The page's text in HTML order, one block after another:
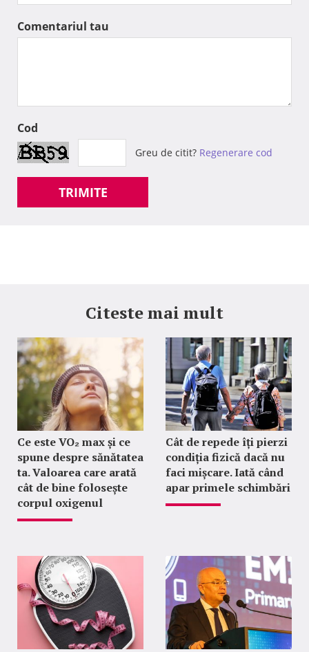
Comentariul tau
Cod
Greu de citit? Regenerare cod
TRIMITE
Citeste mai mult
Ce este VO₂ max și ce
spune despre sănătatea
ta. Valoarea care arată
cât de bine folosește
corpul oxigenul
Cât de repede îți pierzi
condiția fizică dacă nu
faci mișcare. Iată când
apar primele schimbări